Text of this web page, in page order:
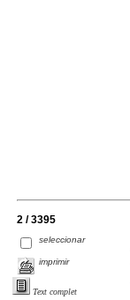
2 / 3395
seleccionar
imprimir
Text complet